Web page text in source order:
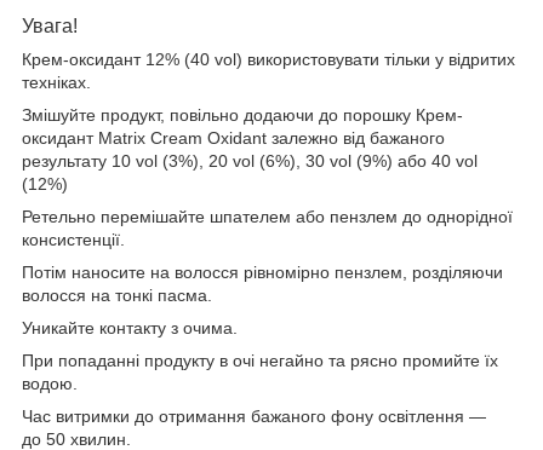
Увага!
Крем-оксидант 12% (40 vol) використовувати тільки у відритих
техніках.
Змішуйте продукт, повільно додаючи до порошку Крем-
оксидант Matrix Cream Oxidant залежно від бажаного
результату 10 vol (3%), 20 vol (6%), 30 vol (9%) або 40 vol
(12%)
Ретельно перемішайте шпателем або пензлем до однорідної
консистенції.
Потім наносите на волосся рівномірно пензлем, розділяючи
волосся на тонкі пасма.
Уникайте контакту з очима.
При попаданні продукту в очі негайно та рясно промийте їх
водою.
Час витримки до отримання бажаного фону освітлення ―
до 50 хвилин.